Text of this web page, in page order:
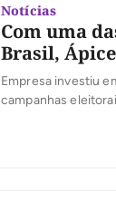
Notícias
Com uma
Brasil,
Empresa investiu
campanhas